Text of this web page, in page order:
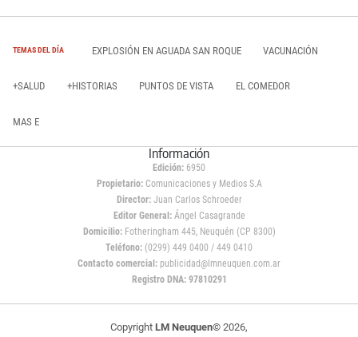
TEMAS DEL DÍA EXPLOSIÓN EN AGUADA SAN ROQUE VACUNACIÓN
+SALUD +HISTORIAS PUNTOS DE VISTA EL COMEDOR
MAS E
Información
Edición: 6950
Propietario:Comunicaciones y Medios S.A
Director: Juan Carlos Schroeder
Editor General:Ángel Casagrande
Domicilio:Fotheringham 445, Neuquén (CP 8300)
Teléfono: (0299) 449 0400 / 449 0410
Contacto comercial: publicidad@lmneuquen.com.ar
Registro DNA: 97810291
Copyright LM Neuquen© 2026,